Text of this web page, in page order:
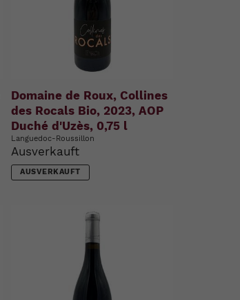
Domaine de Roux, Collines
des Rocals Bio, 2023, AOP
Duché d'Uzès, 0,75 l
Languedoc-Roussillon
Ausverkauft
AUSVERKAUFT